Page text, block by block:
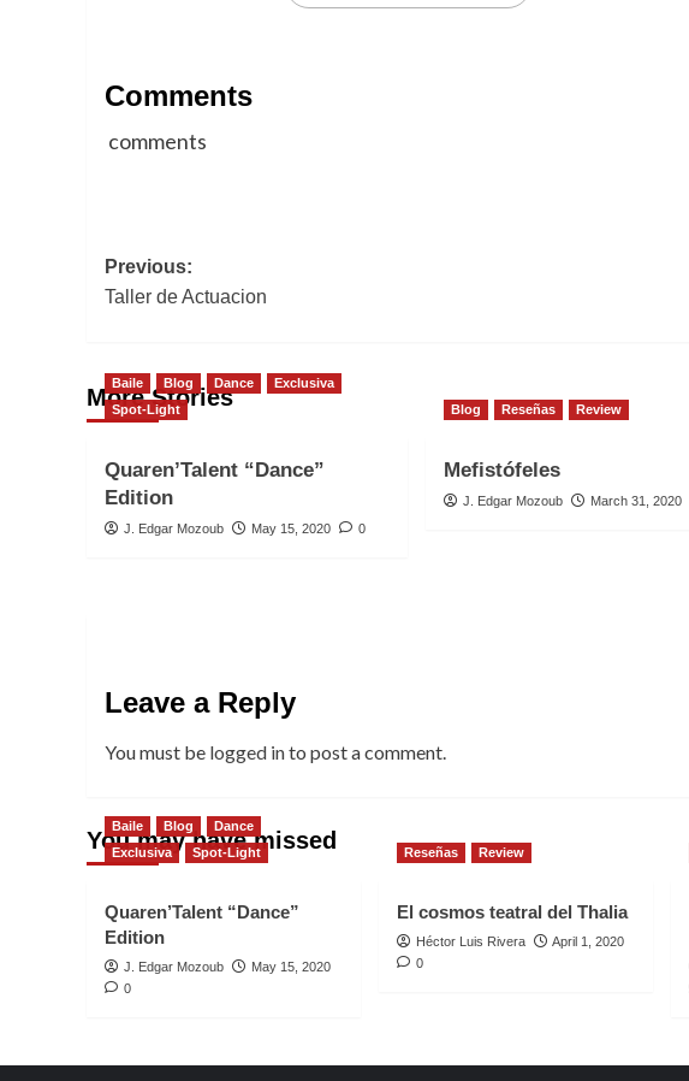
Comments
comments
Post
navigation
Previous:
Taller de Actuacion
More Stories
Baile Blog Dance
Exclusiva
Spot-Light
Quaren’Talent “Dance”
Edition
J. Edgar Mozoub May 15, 2020 0
Blog Reseñas Review
Mefistófeles
J. Edgar Mozoub March 31, 2020
Leave a Reply
You must be logged into post a comment.
You may have missed
Baile Blog
Dance
Exclusiva
Spot-Light
Quaren’Talent “Dance”
Edition
J. Edgar Mozoub
May 15, 2020
0
Reseñas Review
El cosmos teatral del Thalia
Héctor Luis Rivera
April 1, 2020
0